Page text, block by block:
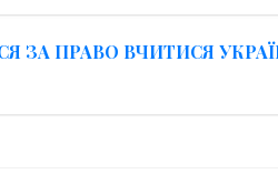
ЗА ПРАВО ВЧИТИСЯ